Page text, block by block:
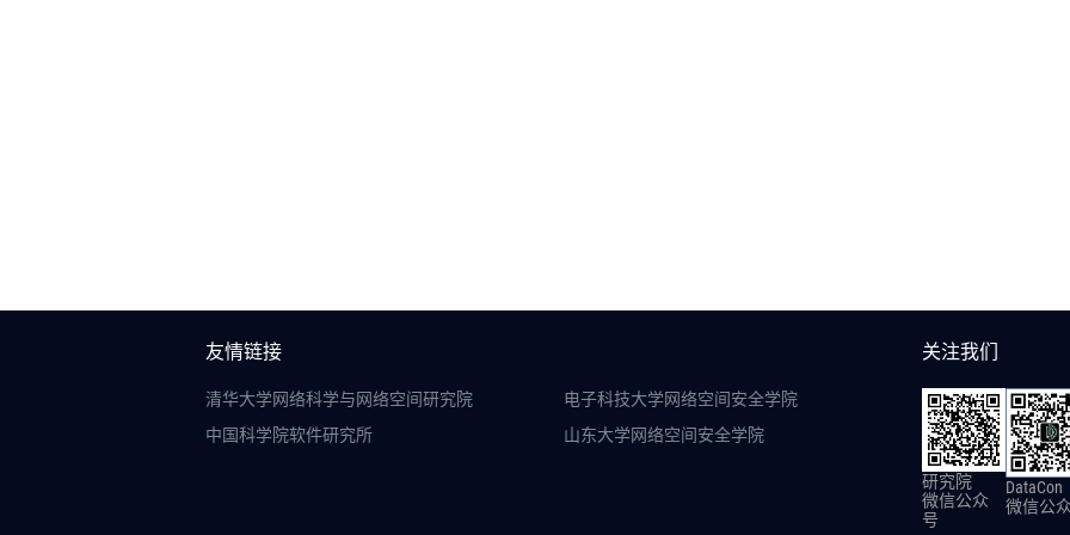
友情链接
清华大学网络科学与网络空间研究院
电子科技大学网络空间安全学院
中国科学院软件研究所
山东大学网络空间安全学院
关注我们
研究院
微信公众
号
DataCon
微信公